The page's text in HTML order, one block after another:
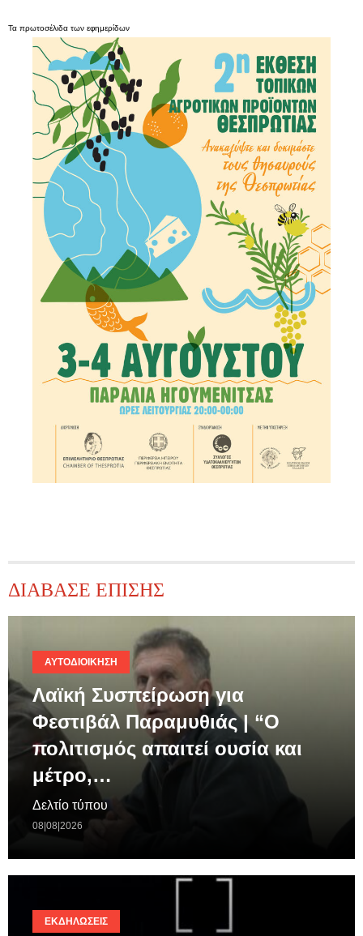
Τα πρωτοσέλιδα των εφημερίδων
ΔΙΑΒΑΣΕ ΕΠΙΣΗΣ
ΑΥΤΟΔΙΟΊΚΗΣΗ
Λαϊκή Συσπείρωση για
Φεστιβάλ Παραμυθιάς | “Ο
πολιτισμός απαιτεί ουσία και
μέτρο,…
Δελτίο τύπου
08|08|2026
ΕΚΔΗΛΏΣΕΙΣ